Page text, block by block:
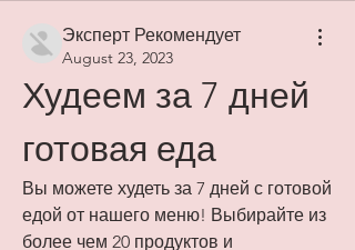
Эксперт Рекомендует
August 23, 2023
Худеем за 7 дней
готовая еда
Вы можете худеть за 7 дней с готовой
едой от нашего меню! Выбирайте из
более чем 20 продуктов и